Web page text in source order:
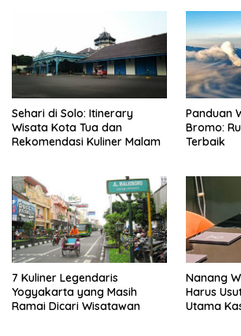
Sehari di Solo: Itinerary
Wisata Kota Tua dan
Rekomendasi Kuliner Malam
Panduan
Bromo:
Terbaik
7 Kuliner Legendaris
Yogyakarta yang Masih
Ramai Dicari Wisatawan
Nanang
Harus
Utama